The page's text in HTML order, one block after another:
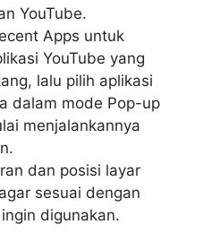
YouTube.
Apps untuk
YouTube yang
lalu pilih aplikasi
dalam mode Pop-up
menjalankannya
dan posisi layar
sesuai dengan
digunakan.